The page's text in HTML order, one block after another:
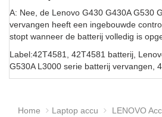
A: Nee, de Lenovo G430 G430A G530
vervangen heeft een ingebouwde
stopt wanneer de batterij volledig is
Label:42T4581, 42T4581 batterij,
G530A L3000 serie batterij vervangen,
Home Laptop accu
LENOVO